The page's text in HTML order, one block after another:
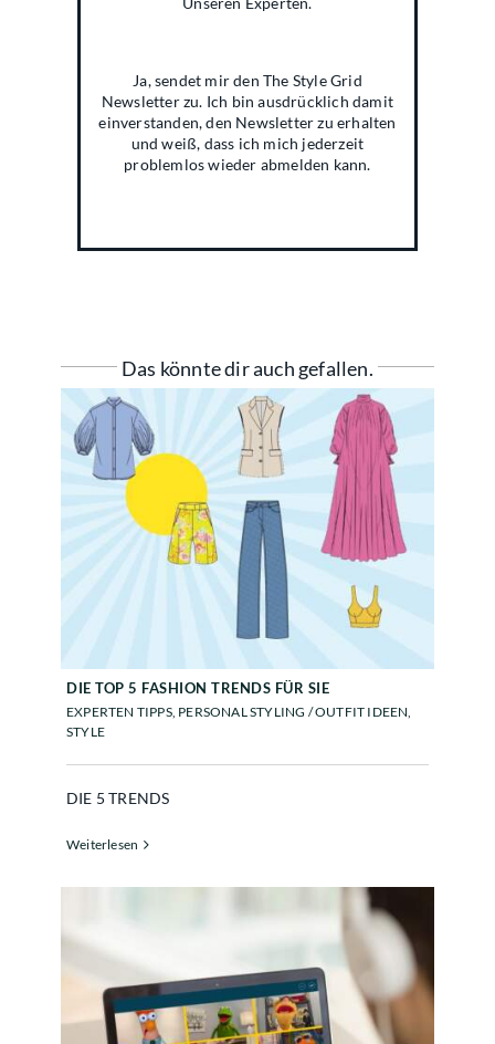
Ja, sendet mir den The Style Grid
Newsletter zu. Ich bin ausdrücklich damit
einverstanden, den Newsletter zu erhalten
und weiß, dass ich mich jederzeit
problemlos wieder abmelden kann.
Das könnte dir auch gefallen.
DIE TOP 5 FASHION TRENDS FÜR
SIE
DIE TOP 5 FASHION TRENDS FÜR SIE
EXPERTEN TIPPS, PERSONAL STYLING / OUTFIT IDEEN
STYLE
DIE 5 TRENDS
Weiterlesen
SCREENSTYLING